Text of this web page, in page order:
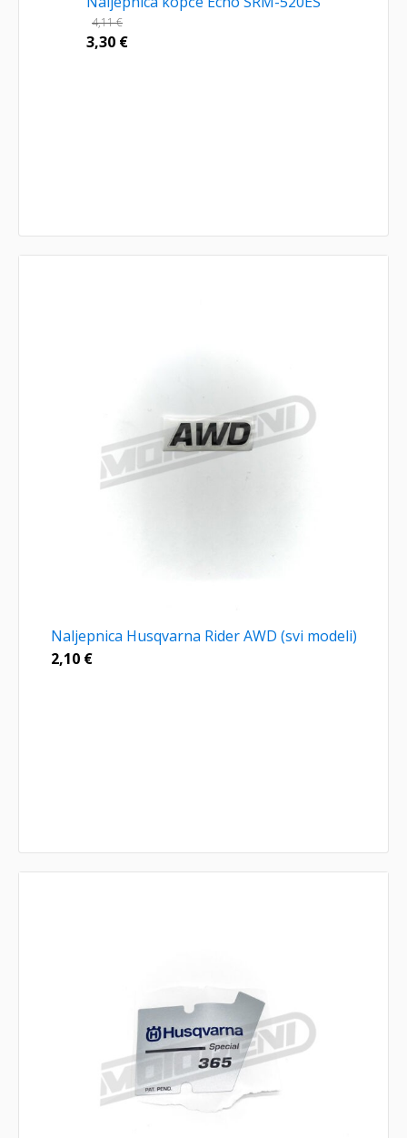
4,11€
3,30 €
Naljepnica Husqvarna Rider AWD (svi modeli)
2,10 €